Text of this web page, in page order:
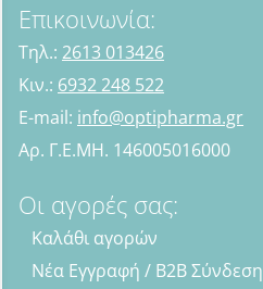
Επικοινωνία:
Τηλ.: 2613 013426
Κιν.: 6932 248 522
E-mail: info@optipharma.gr
Αρ. Γ.Ε.ΜΗ. 146005016000
Οι αγορές σας:
Καλάθι αγορών
Νέα Εγγραφή / B2B Σύνδεση